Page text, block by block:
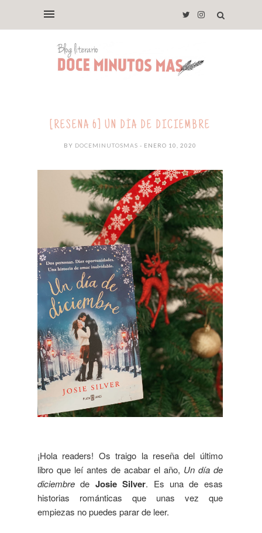
[RESEÑA 6] UN DÍA DE DICIEMBRE
BY DOCEMINUTOSMAS - ENERO 10, 2020
¡Hola readers! Os traigo la reseña del último
libro que leí antes de acabar el año, Un día de
diciembrede Josie Silver. Es una de esas
historias románticas que unas vez que
empiezas no puedes parar de leer.